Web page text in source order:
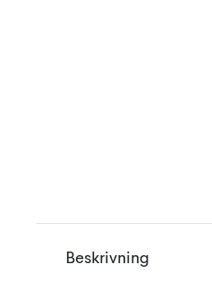
Beskrivning